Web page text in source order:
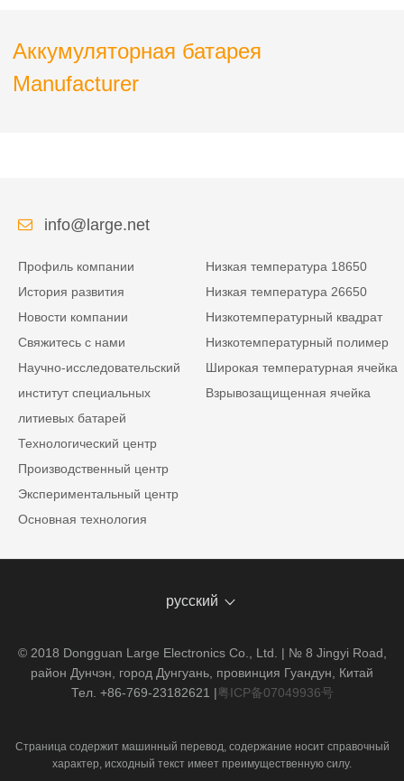
Аккумуляторная батарея
Manufacturer
info@large.net
Профиль компании
История развития
Новости компании
Свяжитесь с нами
Научно-исследовательский
институт специальных
литиевых батарей
Технологический центр
Производственный центр
Экспериментальный центр
Основная технология
Низкая температура 18650
Низкая температура 26650
Низкотемпературный квадрат
Низкотемпературный полимер
Широкая температурная ячейка
Взрывозащищенная ячейка
русский
© 2018 Dongguan Large Electronics Co., Ltd. | № 8 Jingyi Road,
район Дунчэн, город Дунгуань, провинция Гуандун, Китай
Тел. +86-769-23182621 |粤ICP备07049936号
Страница содержит машинный перевод, содержание носит справочный
характер, исходный текст имеет преимущественную силу.